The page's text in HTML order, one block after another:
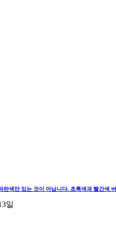
란색만 있는 것이 아닙니다. 초록색과 빨간색
일